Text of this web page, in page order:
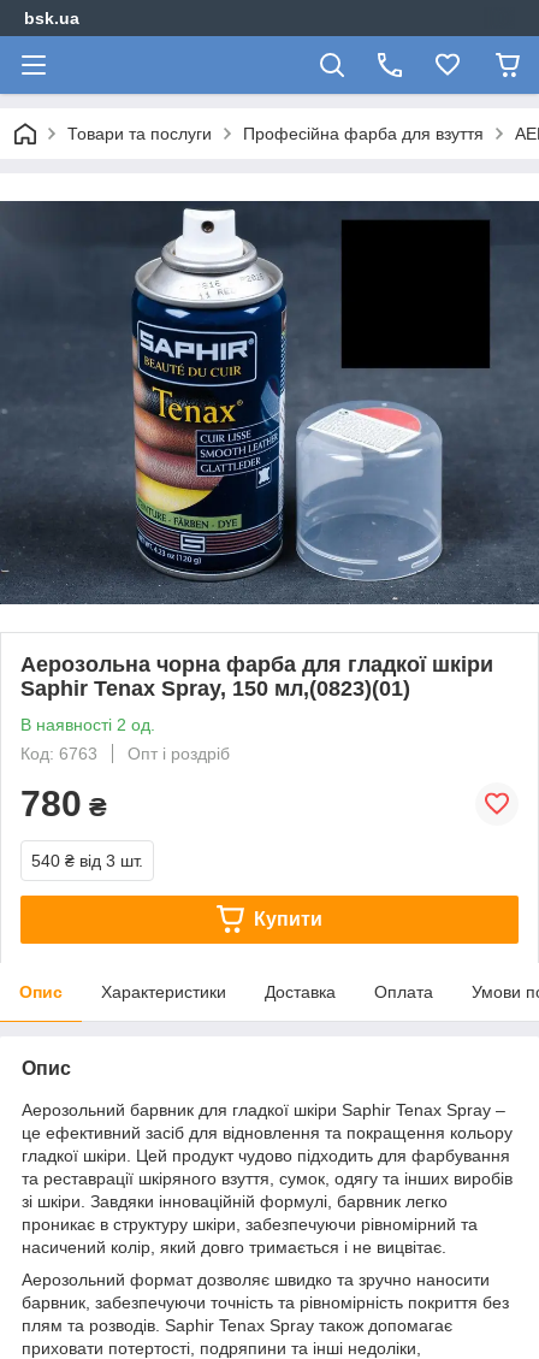
bsk.ua
Товари та послуги Професійна фарба для взуття
Аерозольна чорна фарба для гладкої шкіри
Saphir Tenax Spray, 150 мл,(0823)(01)
В наявності 2 од.
Код: 6763
Опт і роздріб
780 ₴
540 ₴ від 3 шт.
Купити
Опис Характеристики Доставка Оплата Умови
Опис
Аерозольний барвник для гладкої шкіри Saphir Tenax Spray –
це ефективний засіб для відновлення та покращення кольору
гладкої шкіри. Цей продукт чудово підходить для фарбування
та реставрації шкіряного взуття, сумок, одягу та інших виробів
зі шкіри. Завдяки інноваційній формулі, барвник легко
проникає в структуру шкіри, забезпечуючи рівномірний та
насичений колір, який довго тримається і не вицвітає.
Аерозольний формат дозволяє швидко та зручно наносити
барвник, забезпечуючи точність та рівномірність покриття без
плям та розводів. Saphir Tenax Spray також допомагає
приховати потертості, подряпини та інші недоліки,